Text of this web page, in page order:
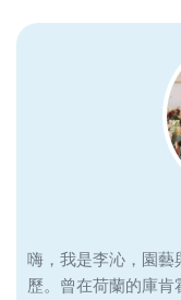
嗨，我是李沁，園藝
歷。曾在荷蘭的庫